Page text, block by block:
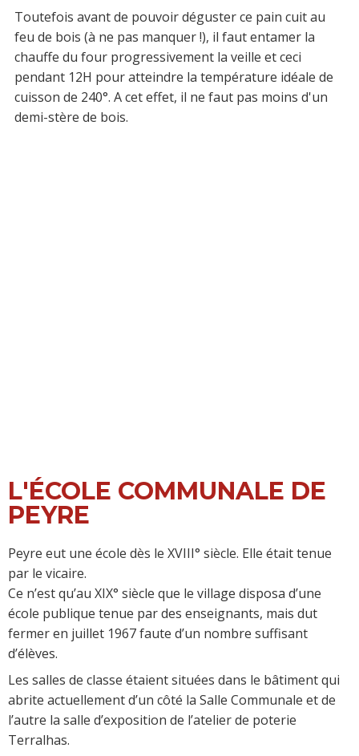
Toutefois avant de pouvoir déguster ce pain cuit au
feu de bois (à ne pas manquer !), il faut entamer la
chauffe du four progressivement la veille et ceci
pendant 12H pour atteindre la température idéale de
cuisson de 240°. A cet effet, il ne faut pas moins d'un
demi-stère de bois.
L'ÉCOLE COMMUNALE DE
PEYRE
Peyre eut une école dès le XVIII° siècle. Elle était tenue
par le vicaire.
Ce n’est qu’au XIX° siècle que le village disposa d’une
école publique tenue par des enseignants, mais dut
fermer en juillet 1967 faute d’un nombre suffisant
d’élèves.
Les salles de classe étaient situées dans le bâtiment qui
abrite actuellement d’un côté la Salle Communale et de
l’autre la salle d’exposition de l’atelier de poterie
Terralhas.